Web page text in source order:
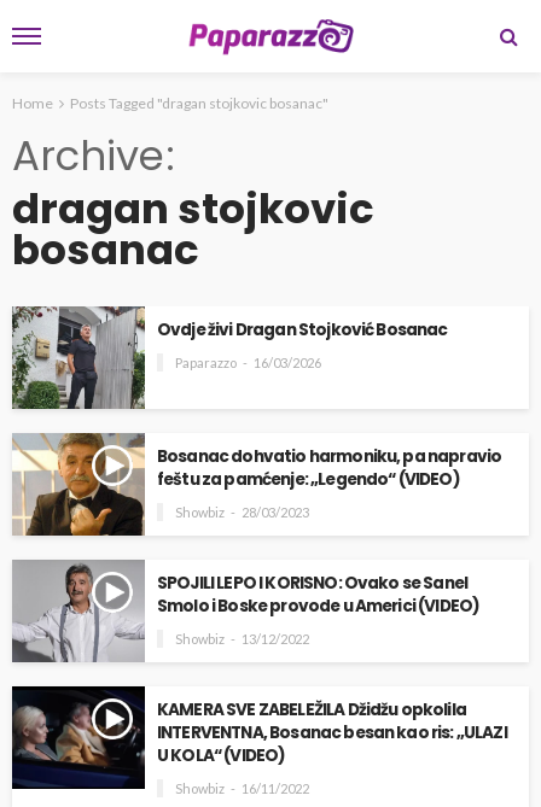
Home Posts Tagged "dragan stojkovic bosanac"
Archive
dragan stojkovic
bosanac
Ovdje živi Dragan Stojković Bosanac
Paparazzo 16/03/2026
Bosanac dohvatio harmoniku, pa napravio
feštu za pamćenje: „Legendo“ (VIDEO)
Showbiz 28/03/2023
SPOJILI LEPO I KORISNO: Ovako se Sanel
Smolo i Boske provode u Americi (VIDEO)
Showbiz 13/12/2022
KAMERA SVE ZABELEŽILA Džidžu opkolila
INTERVENTNA, Bosanac besan kao ris: „ULAZI
U KOLA“ (VIDEO)
Showbiz 16/11/2022